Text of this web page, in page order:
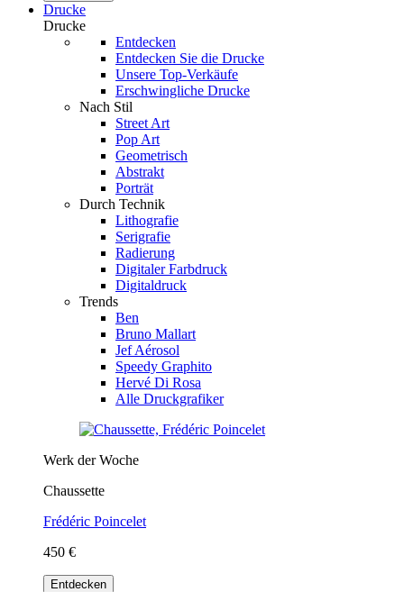
Drucke
Drucke
Entdecken
Entdecken Sie die Drucke
Unsere Top-Verkäufe
Erschwingliche Drucke
Nach Stil
Street Art
Pop Art
Geometrisch
Abstrakt
Porträt
Durch Technik
Lithografie
Serigrafie
Radierung
Digitaler Farbdruck
Digitaldruck
Trends
Ben
Bruno Mallart
Jef Aérosol
Speedy Graphito
Hervé Di Rosa
Alle Druckgrafiker
Werk der Woche
Chaussette
Frédéric Poincelet
450 €
Entdecken